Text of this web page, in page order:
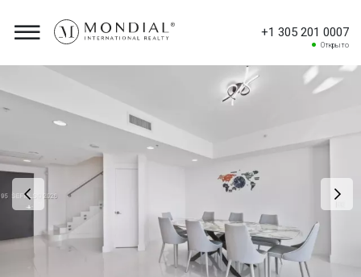
+1 305 201 0007
Открыто